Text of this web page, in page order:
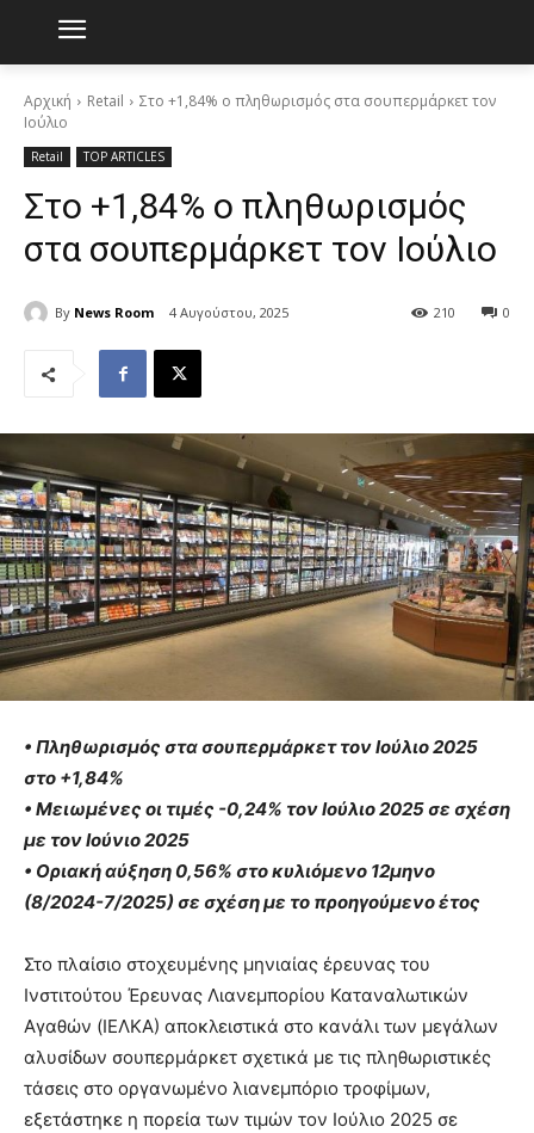
Αρχική Retail
Στο +1,84% ο πληθωρισμός στα σουπερμάρκετ τον
Ιούλιο
Retail TOP ARTICLES
Στο +1,84% ο πληθωρισμός
στα σουπερμάρκετ τον Ιούλιο
By News Room 4 Αυγούστου, 2025 0
210
• Πληθωρισμός στα σουπερμάρκετ τον Ιούλιο 2025
στο +1,84%
• Μειωμένες οι τιμές -0,24% τον Ιούλιο 2025 σε σχέση
με τον Ιούνιο 2025
• Οριακή αύξηση 0,56% στο κυλιόμενο 12μηνο
(8/2024-7/2025) σε σχέση με το προηγούμενο έτος
Στο πλαίσιο στοχευμένης μηνιαίας έρευνας του
Ινστιτούτου Έρευνας Λιανεμπορίου Καταναλωτικών
Αγαθών (ΙΕΛΚΑ) αποκλειστικά στο κανάλι των μεγάλων
αλυσίδων σουπερμάρκετ σχετικά με τις πληθωριστικές
τάσεις στο οργανωμένο λιανεμπόριο τροφίμων,
εξετάστηκε η πορεία των τιμών τον Ιούλιο 2025 σε